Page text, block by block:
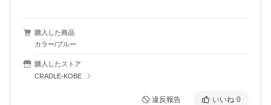
購入した商品
カラー/ブルー
購入したストア
CRADLE-KOBE
違反報告 いいね 0